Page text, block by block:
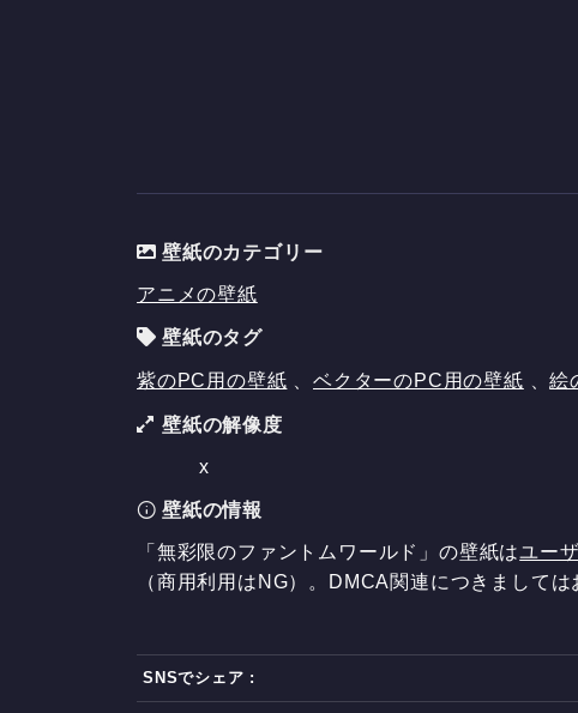
壁紙のカテゴリー
アニメの壁紙
壁紙のタグ
紫のPC用の壁紙 、ベクターのPC用の壁紙 、絵
壁紙の解像度
x
壁紙の情報
「無彩限のファントムワールド」の壁紙はユー
（商用利用はNG）。DMCA関連につきましては
SNSでシェア :